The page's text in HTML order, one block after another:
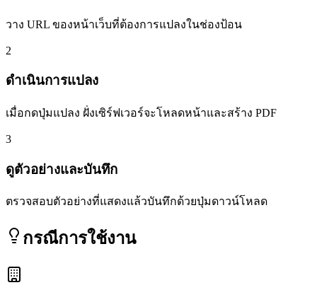
วาง URL ของหน้าเว็บที่ต้องการแปลงในช่องป้อน
2
ดำเนินการแปลง
เมื่อกดปุ่มแปลง ฝั่งเซิร์ฟเวอร์จะโหลดหน้าและสร้าง PDF
3
ดูตัวอย่างและบันทึก
ตรวจสอบตัวอย่างที่แสดงแล้วบันทึกด้วยปุ่มดาวน์โหลด
กรณีการใช้งาน